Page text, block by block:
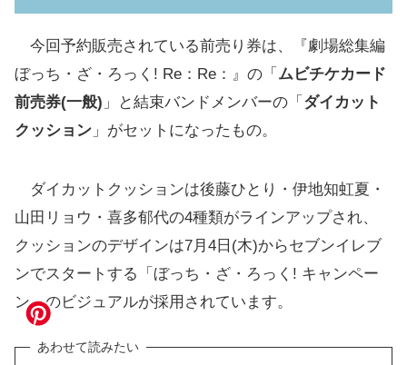
今回予約販売されている前売り券は、『劇場総集編
ぼっち・ざ・ろっく! Re：Re：』の「 ムビチケカード
前売券(一般) 」と結束バンドメンバーの「 ダイカット
クッション 」がセットになったもの。
ダイカットクッションは後藤ひとり・伊地知虹夏・
山田リョウ・喜多郁代の4種類がラインアップされ、
クッションのデザインは7月4日(木)からセブンイレブ
ンでスタートする「ぼっち・ざ・ろっく! キャンペー
ン」のビジュアルが採用されています。